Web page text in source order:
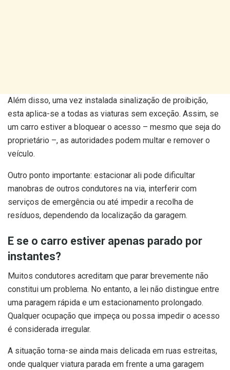
Além disso, uma vez instalada sinalização de proibição,
esta aplica-se a todas as viaturas sem exceção. Assim, se
um carro estiver a bloquear o acesso – mesmo que seja do
proprietário –, as autoridades podem multar e remover o
veículo.
Outro ponto importante: estacionar ali pode dificultar
manobras de outros condutores na via, interferir com
serviços de emergência ou até impedir a recolha de
resíduos, dependendo da localização da garagem.
E se o carro estiver apenas parado por
instantes?
Muitos condutores acreditam que parar brevemente não
constitui um problema. No entanto, a lei não distingue entre
uma paragem rápida e um estacionamento prolongado.
Qualquer ocupação que impeça ou possa impedir o acesso
é considerada irregular.
A situação torna-se ainda mais delicada em ruas estreitas,
onde qualquer viatura parada em frente a uma garagem